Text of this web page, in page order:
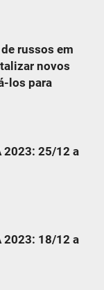
russos em
novos
los para
2023: 25/12 a
2023: 18/12 a